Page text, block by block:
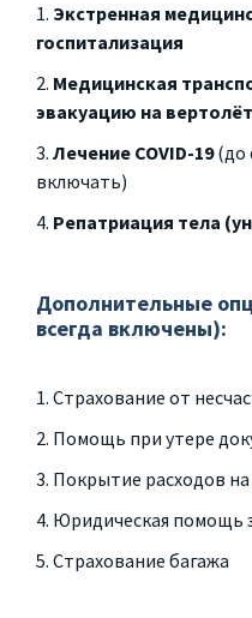
Экстренная
госпитализация
Медицинская
эвакуацию на
Лечение COVID-19(до
включать)
Репатриация тела
Дополнительные
всегда включены):
Страхование от
Помощь при утере
Покрытие расходов на
Юридическая помощь
Страхование багажа